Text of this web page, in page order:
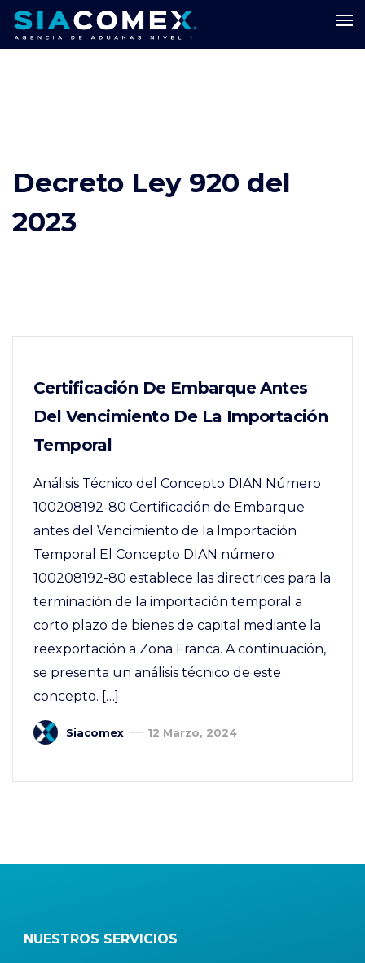
Decreto Ley 920 del
2023
Certificación De Embarque Antes
Del Vencimiento De La Importación
Temporal
Análisis Técnico del Concepto DIAN Número
100208192-80 Certificación de Embarque
antes del Vencimiento de la Importación
Temporal El Concepto DIAN número
100208192-80 establece las directrices para la
terminación de la importación temporal a
corto plazo de bienes de capital mediante la
reexportación a Zona Franca. A continuación,
se presenta un análisis técnico de este
concepto. […]
Siacomex 12 Marzo, 2024
NUESTROS SERVICIOS